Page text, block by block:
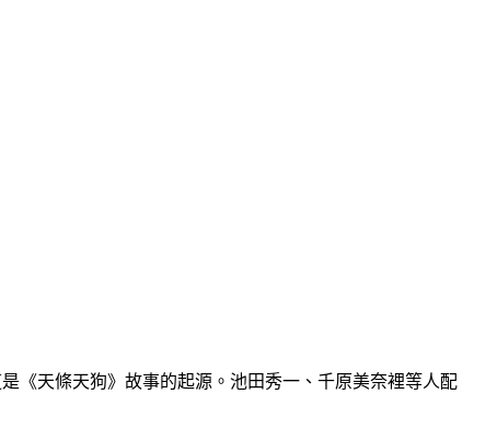
《天條天狗》故事的起源。池田秀一、千原美奈裡等人配